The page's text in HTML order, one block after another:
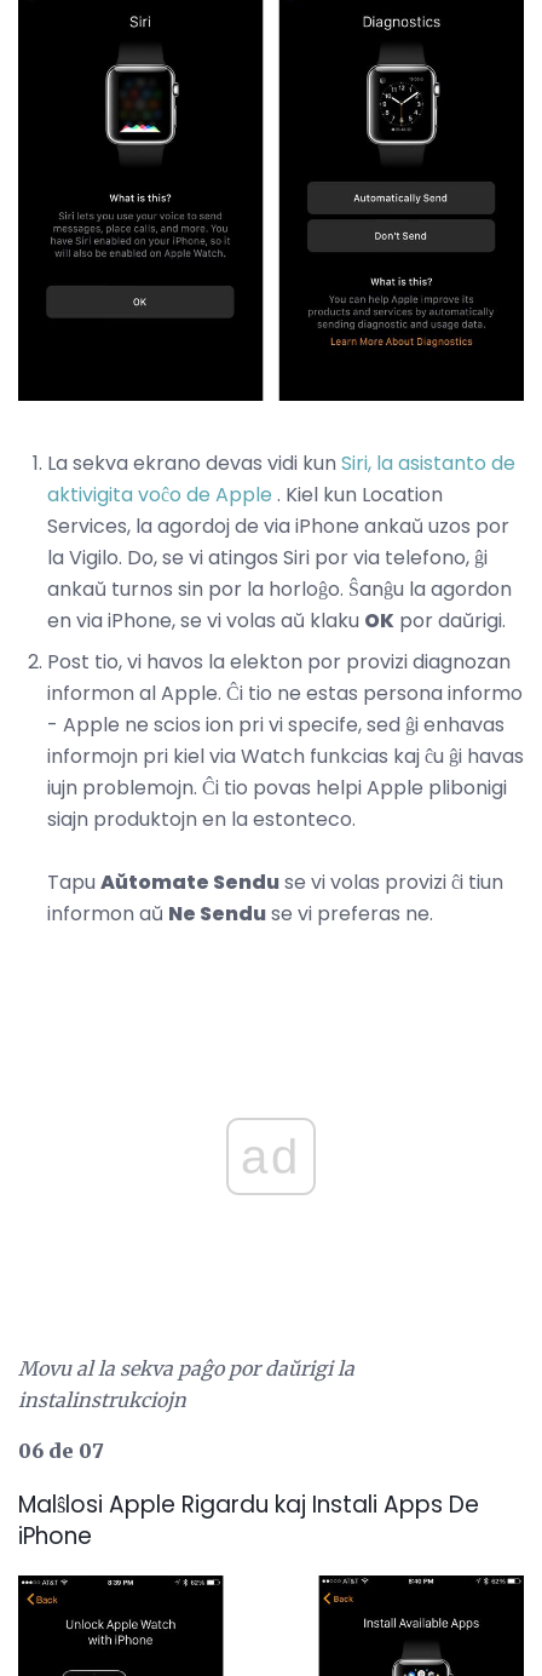
La sekva ekrano devas vidi kun Siri, la asistanto de
aktivigita voĉo de Apple . Kiel kun Location
Services, la agordoj de via iPhone ankaŭ uzos por
la Vigilo. Do, se vi atingos Siri por via telefono, ĝi
ankaŭ turnos sin por la horloĝo. Ŝanĝu la agordon
en via iPhone, se vi volas aŭ klaku OK por daŭrigi.
Post tio, vi havos la elekton por provizi diagnozan
informon al Apple. Ĉi tio ne estas persona informo
- Apple ne scios ion pri vi specife, sed ĝi enhavas
informojn pri kiel via Watch funkcias kaj ĉu ĝi havas
iujn problemojn. Ĉi tio povas helpi Apple plibonigi
siajn produktojn en la estonteco.
Tapu Aŭtomate Senduse vi volas provizi ĉi tiun
informon aŭ Ne Senduse vi preferas ne.
ad
Movu al la sekva paĝo por daŭrigi la
instalinstrukciojn
06 de 07
Malŝlosi Apple Rigardu kaj Instali Apps De
iPhone